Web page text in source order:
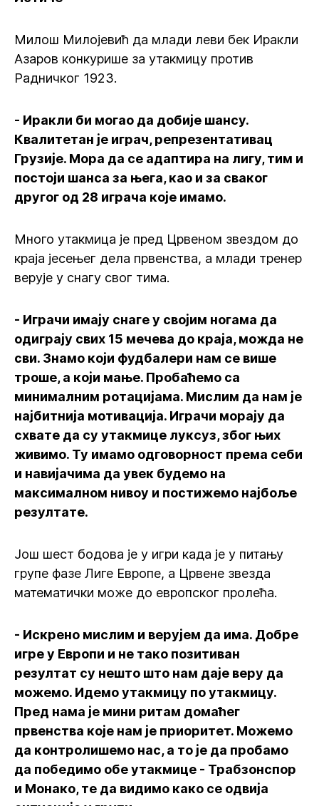
Милош Милојевић да млади леви бек Иракли
Азаров конкурише за утакмицу против
Радничког 1923.
- Иракли би могао да добије шансу.
Квалитетан је играч, репрезентативац
Грузије. Мора да се адаптира на лигу, тим и
постоји шанса за њега, као и за сваког
другог од 28 играча које имамо.
Много утакмица је пред Црвеном звездом до
краја јесењег дела првенства, а млади тренер
верује у снагу свог тима.
- Играчи имају снаге у својим ногама да
одиграју свих 15 мечева до краја, можда не
сви. Знамо који фудбалери нам се више
троше, а који мање. Пробаћемо са
минималним ротацијама. Мислим да нам је
најбитнија мотивација. Играчи морају да
схвате да су утакмице луксуз, због њих
живимо. Ту имамо одговорност према себи
и навијачима да увек будемо на
максималном нивоу и постижемо најбоље
резултате.
Још шест бодова је у игри када је у питању
групе фазе Лиге Европе, а Црвене звезда
математички може до европског пролећа.
- Искрено мислим и верујем да има. Добре
игре у Европи и не тако позитиван
резултат су нешто што нам даје веру да
можемо. Идемо утакмицу по утакмицу.
Пред нама је мини ритам домаћег
првенства које нам је приоритет. Можемо
да контролишемо нас, а то је да пробамо
да победимо обе утакмице - Трабзонспор
и Монако, те да видимо како се одвија